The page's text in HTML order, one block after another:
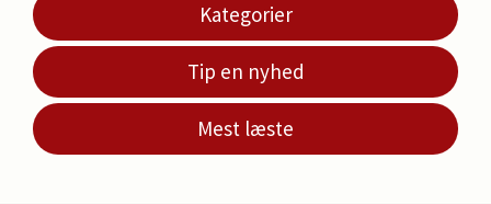
Kategorier
Tip en nyhed
Mest læste